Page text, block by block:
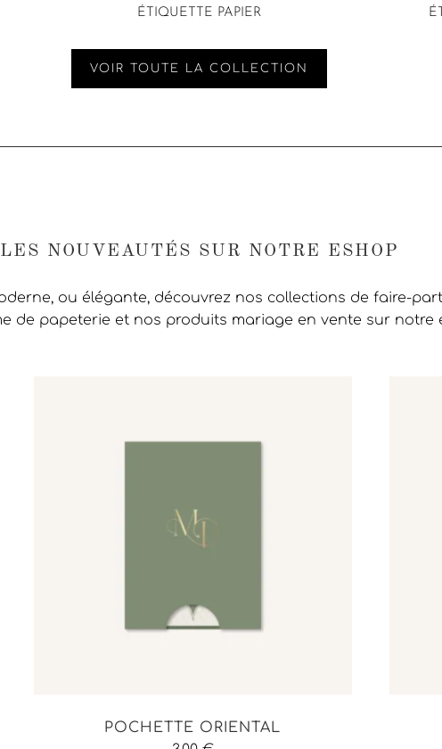
ÉTIQUETTE PAPIER
VOIR TOUTE LA COLLECTION
LES NOUVEAUTÉS SUR NOTRE ESHOP
ou élégante, découvrez nos collections de faire-
de papeterie et nos produits mariage en vente sur notre
POCHETTE ORIENTAL